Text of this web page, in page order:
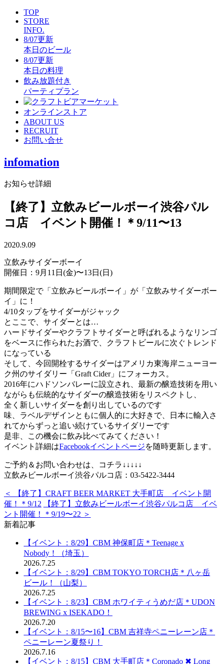
TOP
STORE
INFO.
8/07更新
本日のビール
8/07更新
本日の料理
飲み放題付き
パーティプラン
オンラインストア
ABOUT US
RECRUIT
お問い合せ
infomation
お知らせ詳細
【終了】立飲みビールボーイ渋谷パル
コ店 イベント開催！＊9/11〜13
2020.9.09
立飲みサイダーボーイ
開催日：9月11日(金)〜13日(日)
期間限定で「立飲みビールボーイ」が「立飲みサイダーボー
イ」に！
4/10タップをサイダーがジャック
とここで、サイダーとは…
ハードサイダーやクラフトサイダーと呼ばれるようなリンゴ
をベースに作られたお酒で、クラフトビールに次ぐトレンド
になっている
そして、今回開栓するサイダーはアメリカ東海岸ニューヨー
ク州のサイダリー「Graft Cider」にフォーカス。
2016年にハドソンバレーに設立され、最新の醸造技術を用い
ながらも伝統的なサイダーの醸造技術をリスペクトし、
全く新しいサイダーを創り出しているのです
味、ラベルデザインともに個人的に大好きで、日本に輸入さ
れてからずっと追い続けているサイダリーです
是非、この機会に飲み比べてみてください！
イベント詳細はFacebookイベントページを随時更新します。
ご予約＆お問い合わせは、コチラ↓↓↓↓↓
立飲みビールボーイ渋谷パルコ店：03-5422-3444
＜ 【終了】CRAFT BEER MARKET 大手町店 イベント開
催！＊9/12
【終了】立飲みビールボーイ渋谷パルコ店 イベ
ント開催！＊9/19〜22 ＞
新着記事
【イベント：8/29】CBM 神保町店＊Teenage x
Nobody！（埼玉）
2026.7.25
【イベント：8/29】CBM TOKYO TORCH店＊八ヶ岳
ビール！（山梨）
2026.7.25
【イベント：8/23】CBM ホワイティうめだ店＊UDON
BREWING x ISEKADO！
2026.7.20
【イベント：8/15〜16】CBM 吉祥寺ペニーレーン店＊
ペニーレーン夏祭り！
2026.7.16
【イベント：8/15】CBM 大手町店＊Coronado ✖︎ Long